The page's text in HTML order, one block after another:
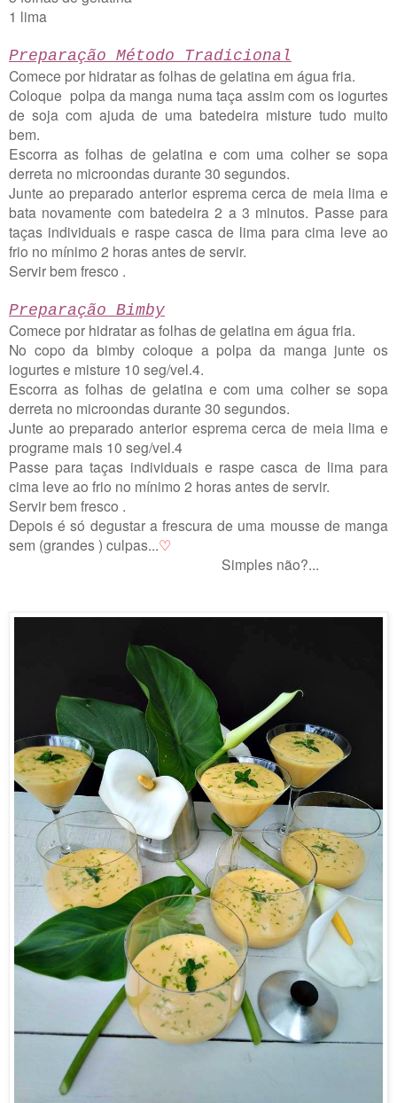
1 lima
Preparação Método Tradicional
Comece por hidratar as folhas de gelatina em água fria.
Coloque polpa da manga numa taça assim com os iogurtes
de soja com ajuda de uma batedeira misture tudo muito
bem.
Escorra as folhas de gelatina e com uma colher se sopa
derreta no microondas durante 30 segundos.
Junte ao preparado anterior esprema cerca de meia lima e
bata novamente com batedeira 2 a 3 minutos. Passe para
taças individuais e raspe casca de lima para cima leve ao
frio no mínimo 2 horas antes de servir.
Servir bem fresco .
Preparação Bimby
Comece por hidratar as folhas de gelatina em água fria.
No copo da bimby coloque a polpa da manga junte os
iogurtes e misture 10 seg/vel.4.
Escorra as folhas de gelatina e com uma colher se sopa
derreta no microondas durante 30 segundos.
Junte ao preparado anterior esprema cerca de meia lima e
programe mais 10 seg/vel.4
Passe para taças individuais e raspe casca de lima para
cima leve ao frio no mínimo 2 horas antes de servir.
Servir bem fresco .
Depois é só degustar a frescura de uma mousse de manga
sem (grandes ) culpas...♡
Simples não?...